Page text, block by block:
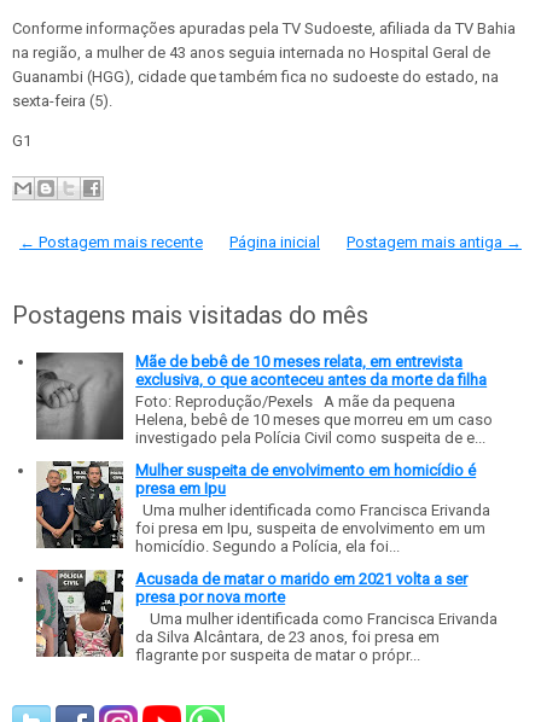
Conforme informações apuradas pela TV Sudoeste, afiliada da TV Bahia
na região, a mulher de 43 anos seguia internada no Hospital Geral de
Guanambi (HGG), cidade que também fica no sudoeste do estado, na
sexta-feira (5).
G1
← Postagem mais recente Postagem mais antiga →
Página inicial
Postagens mais visitadas do mês
Mãe de bebê de 10 meses relata, em entrevista
exclusiva, o que aconteceu antes da morte da filha
Foto: Reprodução/Pexels A mãe da pequena
Helena, bebê de 10 meses que morreu em um caso
investigado pela Polícia Civil como suspeita de e...
Mulher suspeita de envolvimento em homicídio é
presa em Ipu
Uma mulher identificada como Francisca Erivanda
foi presa em Ipu, suspeita de envolvimento em um
homicídio. Segundo a Polícia, ela foi...
Acusada de matar o marido em 2021 volta a ser
presa por nova morte
Uma mulher identificada como Francisca Erivanda
da Silva Alcântara, de 23 anos, foi presa em
flagrante por suspeita de matar o própr...